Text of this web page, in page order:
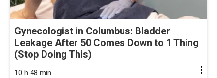
Gynecologist in Columbus: Bladder
Leakage After 50 Comes Down to 1 Thing
(Stop Doing This)
10 h 48 min